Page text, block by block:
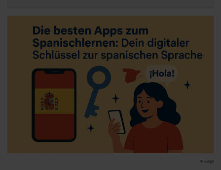
Einige von ihnen sind notwendig, während andere nicht
notwendig sind, jedoch helfen das Onlineangebot zu
verbessern und wirtschaftlich zu betreiben. Du kannst in
den Einsatz der nicht notwendigen Cookies mit dem Klick
auf die Schaltfläche »Akzeptieren« einwilligen oder dich
per Klick auf »Anpassen« anders entscheiden. Die
Einwilligung umfasst alle vorausgewählten, bzw. von dir
ausgewählten Cookies. Du kannst diese Einstellungen
jederzeit aufrufen und Cookies auch nachträglich
jederzeit abwählen. Weitere Hinweise zu den
Anzeige